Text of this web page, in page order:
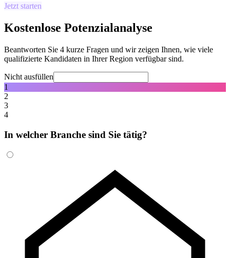
Jetzt starten
Kostenlose Potenzialanalyse
Beantworten Sie 4 kurze Fragen und wir zeigen Ihnen, wie viele
qualifizierte Kandidaten in Ihrer Region verfügbar sind.
Nicht ausfüllen
1
2
3
4
In welcher Branche sind Sie tätig?